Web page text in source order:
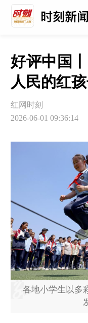
好评中国
人民的红
红网时刻
2026-06-01 09:36:14
各地小学生以多